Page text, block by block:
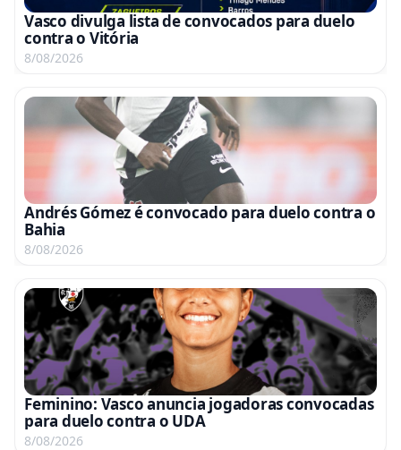
Vasco divulga lista de convocados para duelo
contra o Vitória
8/08/2026
Andrés Gómez é convocado para duelo contra o
Bahia
8/08/2026
Feminino: Vasco anuncia jogadoras convocadas
para duelo contra o UDA
8/08/2026